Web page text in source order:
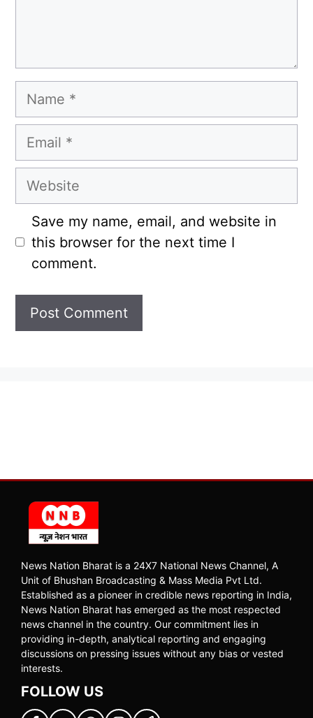
Name
Email
Website
Save my name, email, and website in
this browser for the next time I
comment.
News Nation Bharat is a 24X7 National News Channel, A
Unit of Bhushan Broadcasting & Mass Media Pvt Ltd.
Established as a pioneer in credible news reporting in India,
News Nation Bharat has emerged as the most respected
news channel in the country. Our commitment lies in
providing in-depth, analytical reporting and engaging
discussions on pressing issues without any bias or vested
interests.
FOLLOW US